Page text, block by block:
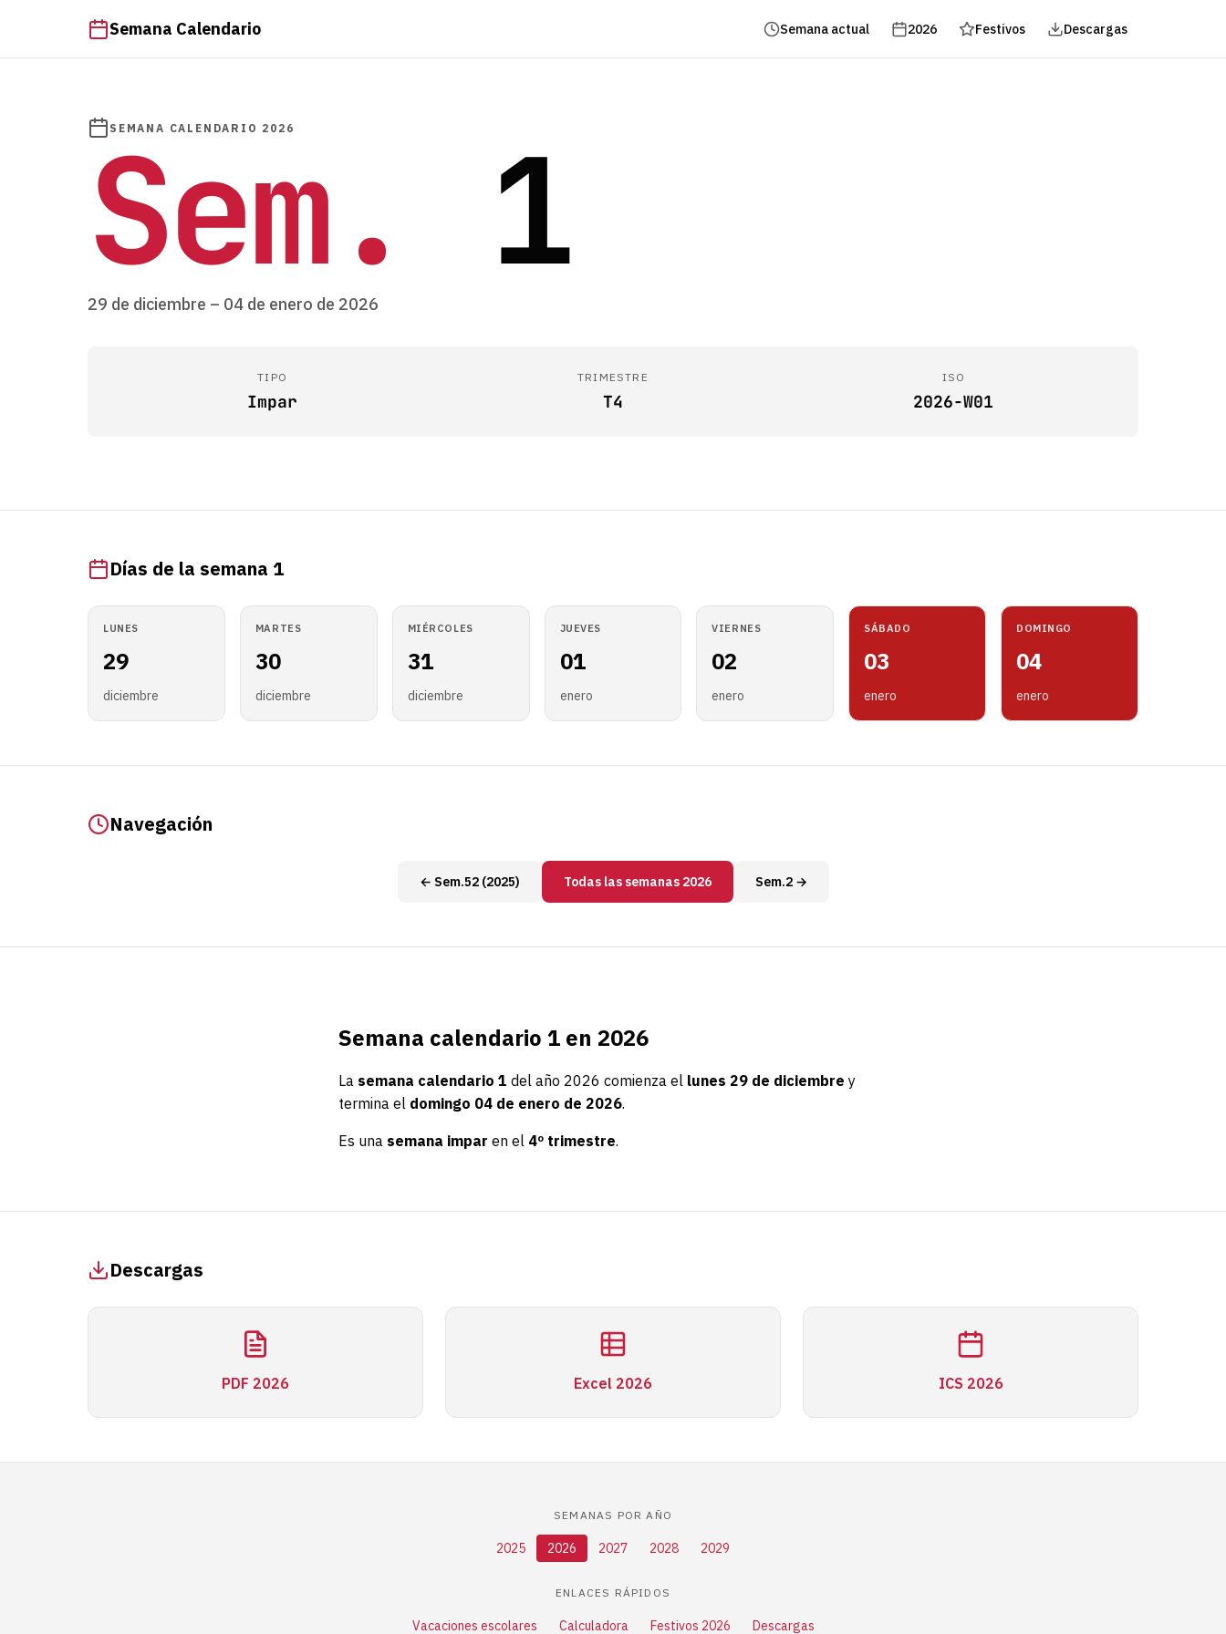
Semana Calendario Semana actual 2026 Festivos Descargas
SEMANA CALENDARIO 2026
Sem. 1
29 de diciembre – 04 de enero de 2026
TIPO
Impar
TRIMESTRE
T4
ISO
2026-W01
Días de la semana 1
LUNES
29
diciembre
MARTES
30
diciembre
MIÉRCOLES
31
diciembre
JUEVES
01
enero
VIERNES
02
enero
SÁBADO
03
enero
DOMINGO
04
enero
Navegación
← Sem.52 (2025) Todas las semanas 2026 Sem.2 →
Semana calendario 1 en 2026
La semana calendario 1 del año 2026 comienza el lunes 29 de diciembre y
termina el domingo 04 de enero de 2026.
Es una semana impar en el 4º trimestre.
Descargas
PDF 2026 Excel 2026 ICS 2026
SEMANAS POR AÑO
2025 2026 2027 2028 2029
ENLACES RÁPIDOS
Vacaciones escolares Calculadora Festivos 2026 Descargas